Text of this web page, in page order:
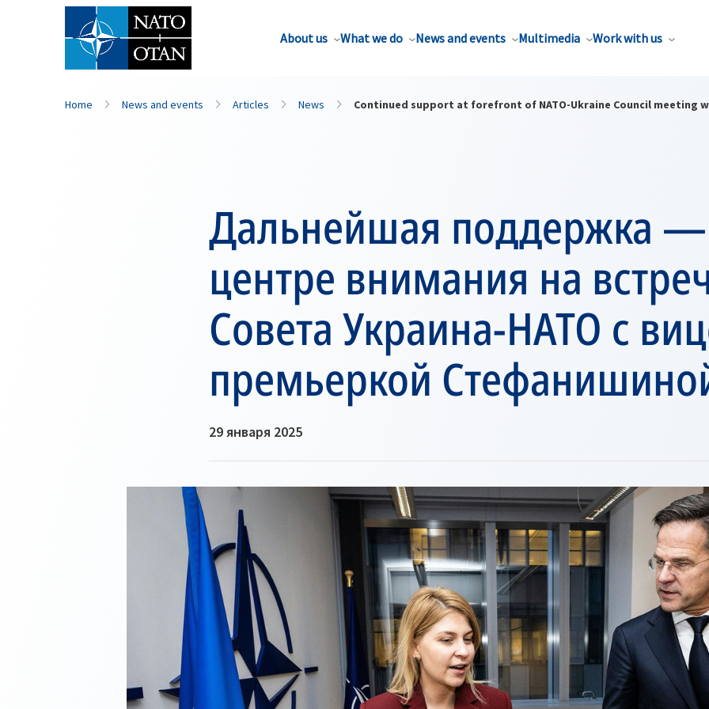
About us What we do News and events Multimedia Work with us
Home News and events Articles News Continued support at forefront of NATO-Ukraine Council meeting
Дальнейшая поддержка
центре внимания на
Совета Украина-НАТО с
премьеркой
29 января 2025